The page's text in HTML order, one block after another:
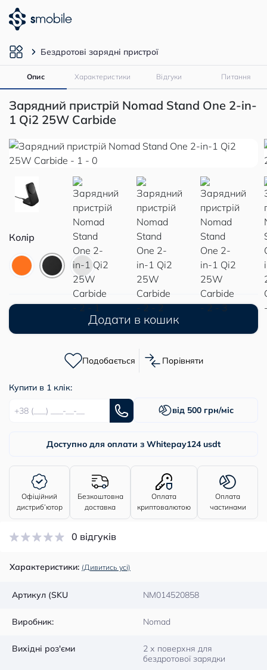
Бездротові зарядні пристрої
Опис Характеристики Відгуки Питання
Зарядний пристрій Nomad Stand One 2-in-
1 Qi2 25W Carbide
Колір
Додати в кошик
Подобається Порівняти
Купити в 1 клік:
від 500 грн/міс
Доступно для оплати з Whitepay124 usdt
Офіційний
дистриб’ютор
Безкоштовна
доставка
Оплата
криптовалютою
Оплата
частинами
0 відгуків
Характеристики: (Дивитись усі)
Артикул (SKU NM014520858
Виробник: Nomad
Вихідні роз'єми
2 х поверхня для
бездротової зарядки